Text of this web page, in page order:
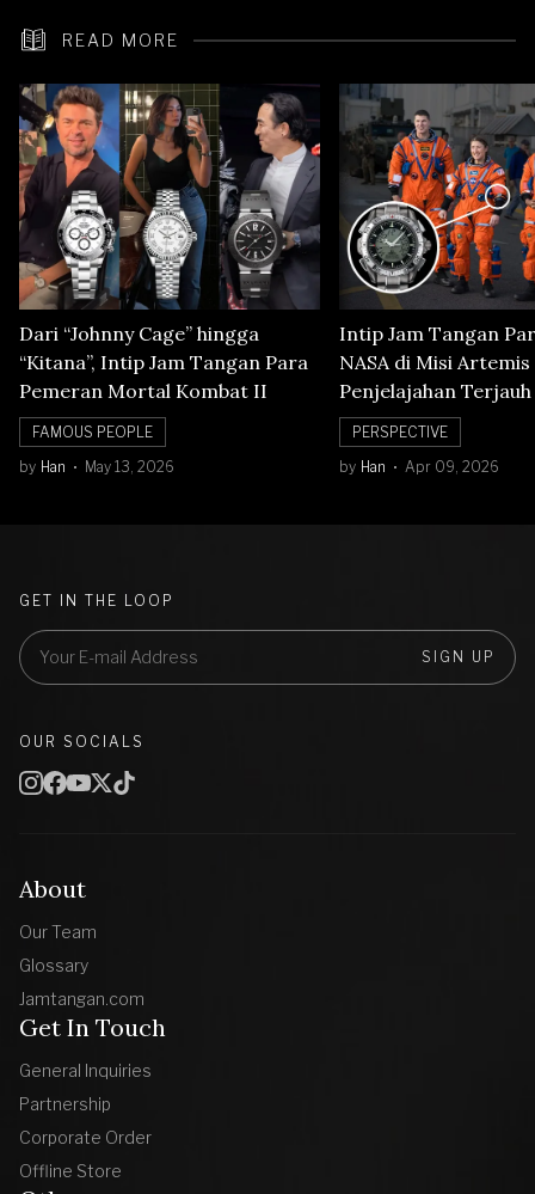
READ MORE
Dari “Johnny Cage” hingga
“Kitana”, Intip Jam Tangan Para
Pemeran Mortal Kombat II
FAMOUS PEOPLE
by Han May 13, 2026
Intip Jam Tangan
NASA di Misi
Penjelajahan
Orbit Bulan
PERSPECTIVE
by Han Apr 09, 2026
About
Our Team
Glossary
Jamtangan.com
Get In Touch
General Inquiries
Partnership
Corporate Order
Offline Store
GET IN THE LOOP
SIGN UP
OUR SOCIALS